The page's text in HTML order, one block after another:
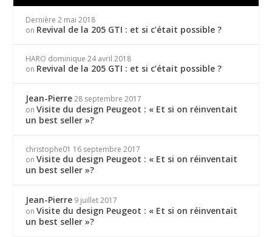
Dernière 2 mai 2018
on Revival de la 205 GTI : et si c’était possible ?
HARO dominique 24 avril 2018
on Revival de la 205 GTI : et si c’était possible ?
Jean-Pierre 28 septembre 2017
onVisite du design Peugeot : « Et si on réinventait
un best seller »?
christophe01 16 septembre 2017
onVisite du design Peugeot : « Et si on réinventait
un best seller »?
Jean-Pierre 9 juillet 2017
onVisite du design Peugeot : « Et si on réinventait
un best seller »?